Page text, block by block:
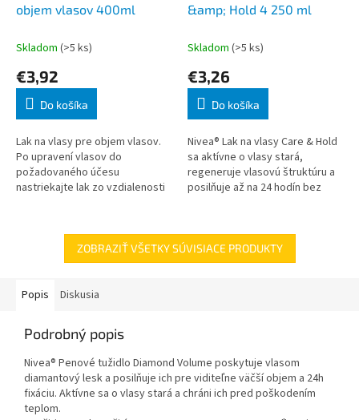
objem vlasov 400ml
Skladom (>5 ks)
€3,92
Do košíka
Lak na vlasy pre objem vlasov.
Po upravení vlasov do
požadovaného účesu
nastriekajte lak zo vzdialenosti
a rovnomerné na
&amp; Hold 4 250 ml
Skladom (>5 ks)
€3,26
Do košíka
Nivea® Lak na vlasy Care & Hold
sa aktívne o vlasy stará,
regeneruje vlasovú štruktúru a
posilňuje až na 24 hodín bez
ZOBRAZIŤ VŠETKY SÚVISIACE PRODUKTY
Popis Diskusia
Podrobný popis
Nivea® Penové tužidlo Diamond Volume poskytuje vlasom
diamantový lesk a posilňuje ich pre viditeľne väčší objem a 24h
fixáciu. Aktívne sa o vlasy stará a chráni ich pred poškodením
teplom.